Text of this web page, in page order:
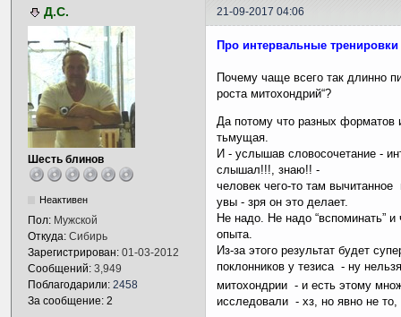
Д.С. 21-09-2017 04:06
Шесть блинов
Неактивен
Пол: Мужской
Откуда: Сибирь
Зарегистрирован: 01-03-2012
Сообщений: 3,949
Поблагодарили: 2458
За сообщение: 2
Про интервальные
Почему чаще всего так длинно
роста митохондрий“?
Да потому что разных форматов
тьмущая.
И - услышав словосочетание -
слышал!!!, знаю!! -
человек чего-то там
увы - зря он это делает.
Не надо. Не надо “вспоминать” и
опыта.
Из-за этого результат будет
поклонников у тезиса - ну
митохондрии - и есть этому
исследовали - хз, но явно не